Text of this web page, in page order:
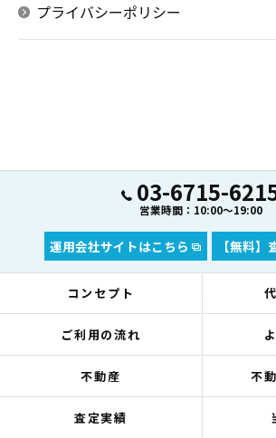
プライバシーポリシー
03-6715-
営業時間：10:00～19:00
運用会社サイトはこちら 【無料
コンセプト
ご利用の流れ
不動産 不
査定実績